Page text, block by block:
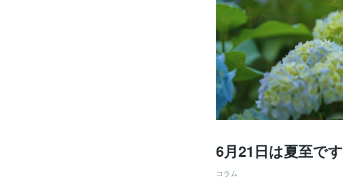
6月21日は夏至です
コラム